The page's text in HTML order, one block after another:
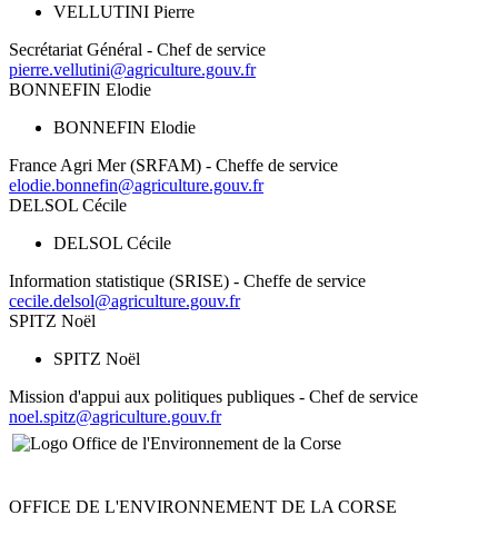
VELLUTINI Pierre
Secrétariat Général - Chef de service
pierre.vellutini@agriculture.gouv.fr
BONNEFIN Elodie
BONNEFIN Elodie
France Agri Mer (SRFAM) - Cheffe de service
elodie.bonnefin@agriculture.gouv.fr
DELSOL Cécile
DELSOL Cécile
Information statistique (SRISE) - Cheffe de service
cecile.delsol@agriculture.gouv.fr
SPITZ Noël
SPITZ Noël
Mission d'appui aux politiques publiques - Chef de service
noel.spitz@agriculture.gouv.fr
OFFICE DE L'ENVIRONNEMENT DE LA CORSE